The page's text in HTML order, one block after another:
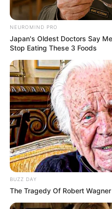
NEUROMIND PRO
Japan's Oldest Doctors Say
Stop Eating These 3 Foods
BUZZ DAY
The Tragedy Of Robert